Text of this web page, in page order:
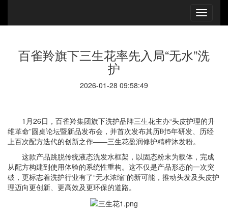
百雀羚旗下三生花率先入局“无水”洗
护
2026-01-28 09:58:49
1月26日，百雀羚集团旗下洗护品牌三生花主办“头皮护理的升
维革命”圆桌论坛暨新品发布会，并首次发布其历时5年研发、历经
上百次配方迭代的创新之作——三生花盈润修护精粹沐发粉。
这款产品跳脱传统液态洗发水框架，以固态粉末为载体，完成
从配方构建到使用体验的系统性重构。这不仅是产品形态的一次突
破，更标志着洗护行业有了“无水浓缩”的新可能，推动头发及头皮护
理迈向更创新、更高效及更环保的道路。